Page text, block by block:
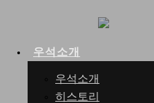
search
Menu 우석소개
우석소개
히스토리